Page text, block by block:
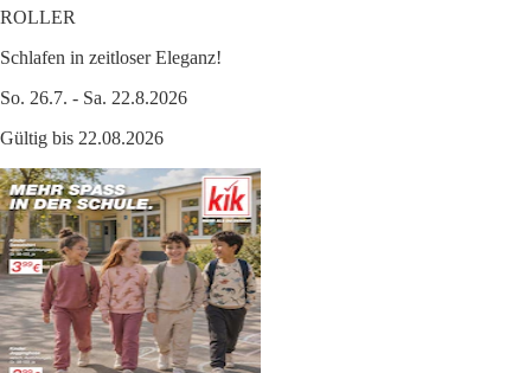
ROLLER
Schlafen in zeitloser Eleganz!
So. 26.7. - Sa. 22.8.2026
Gültig bis 22.08.2026